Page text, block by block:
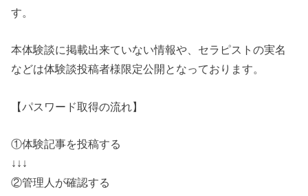
す。
本体験談に掲載出来ていない情報や、セラピストの実名
などは体験談投稿者様限定公開となっております。
【パスワード取得の流れ】
①体験記事を投稿する
↓↓↓
②管理人が確認する